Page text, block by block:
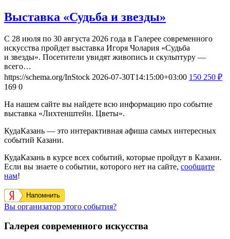
Выставка «Судьба и звезды»
С 28 июля по 30 августа 2026 года в Галерее современного
искусства пройдет выставка Игоря Чолария «Судьба
и звезды». Посетители увидят живопись и скульптуру —
всего…
https://schema.org/InStock 2026-07-30T14:15:00+03:00 150 250 ₽
169 0
На нашем сайте вы найдете всю информацию про событие
выставка «Лихтенштейн. Цветы».
КудаКазань — это интерактивная афиша самых интересных
событий Казани.
КудаКазань в курсе всех событий, которые пройдут в Казани.
Если вы знаете о событии, которого нет на сайте, сообщите
нам!
Напомнить
Вы организатор этого события?
Галерея современного искусства